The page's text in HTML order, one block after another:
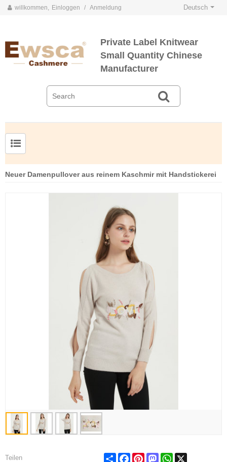
willkommen, Einloggen / Anmeldung Deutsch
Private Label Knitwear
Small Quantity Chinese
Manufacturer
Neuer Damenpullover aus reinem Kaschmir mit Handstickerei
Teilen Share FacebookPinterestMastodonWhatsApp